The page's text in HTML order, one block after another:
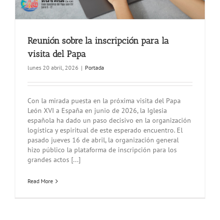
Reunión sobre la inscripción para la
visita del Papa
lunes 20 abril, 2026 | Portada
Con la mirada puesta en la próxima visita del Papa
León XVI a España en junio de 2026, la Iglesia
española ha dado un paso decisivo en la organización
logística y espiritual de este esperado encuentro. El
pasado jueves 16 de abril, la organización general
hizo público la plataforma de inscripción para los
grandes actos [...]
Read More